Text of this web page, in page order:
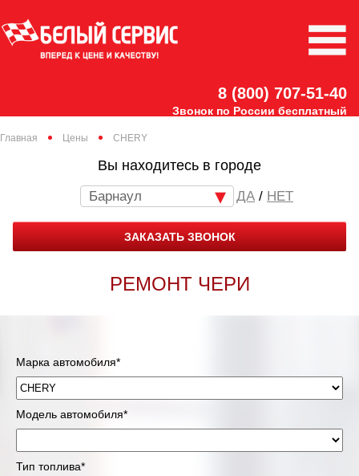
8 (800) 707-51-40
Звонок по России бесплатный
Главная Цены CHERY
Вы находитесь в городе
Барнаул / НЕТ
ЗАКАЗАТЬ ЗВОНОК
РЕМОНТ ЧЕРИ
Марка автомобиля*
Модель автомобиля*
Тип топлива*